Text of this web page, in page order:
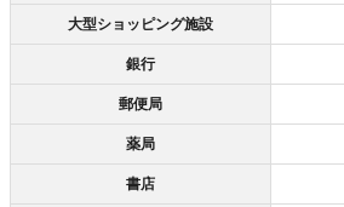
大型ショッピング施設
銀行
郵便局
薬局
書店